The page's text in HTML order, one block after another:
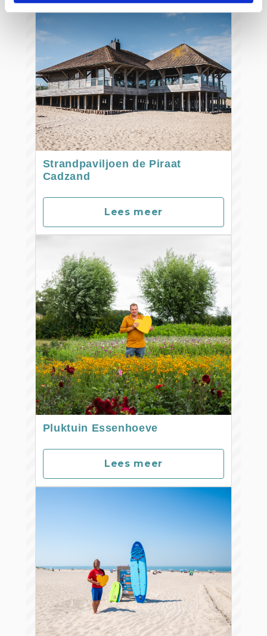
Strandpaviljoen de Piraat
Cadzand
Lees meer
Pluktuin Essenhoeve
Lees meer